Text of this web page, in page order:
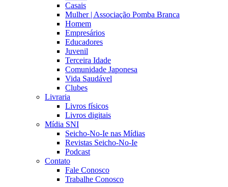
Casais
Mulher | Associação Pomba Branca
Homem
Empresários
Educadores
Juvenil
Terceira Idade
Comunidade Japonesa
Vida Saudável
Clubes
Livraria
Livros físicos
Livros digitais
Mídia SNI
Seicho-No-Ie nas Mídias
Revistas Seicho-No-Ie
Podcast
Contato
Fale Conosco
Trabalhe Conosco